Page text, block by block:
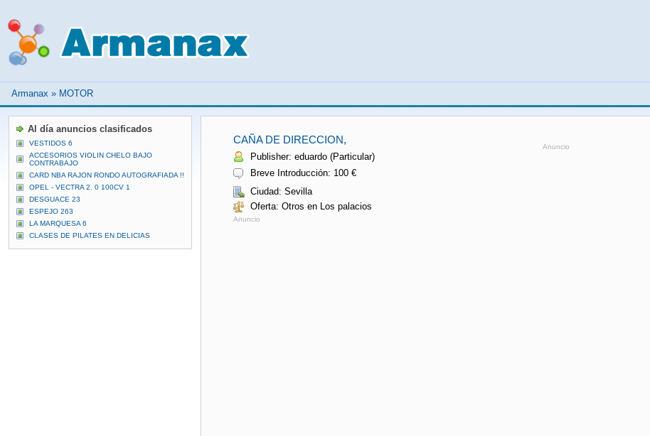
Armanax » MOTOR
CAÑA DE DIRECCION,
Publisher: eduardo (Particular)
Breve Introducción: 100 €
Ciudad: Sevilla
Oferta: Otros en Los palacios
Anuncio
Anuncio
Al día anuncios clasificados
VESTIDOS 6
ACCESORIOS VIOLIN CHELO BAJO
CONTRABAJO
CARD NBA RAJON RONDO AUTOGRAFIADA !!
OPEL - VECTRA 2. 0 100CV 1
DESGUACE 23
ESPEJO 263
LA MARQUESA 6
CLASES DE PILATES EN DELICIAS